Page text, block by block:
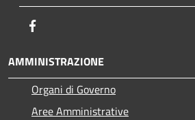
AMMINISTRAZIONE
Organi di Governo
Aree Amministrative